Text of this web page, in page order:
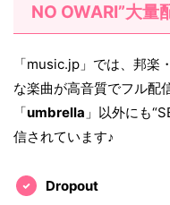
NO OWARI”大量
「music.jp」では、邦楽
な楽曲が高音質でフル配
「umbrella 」以外にも
信されています♪
Dropout